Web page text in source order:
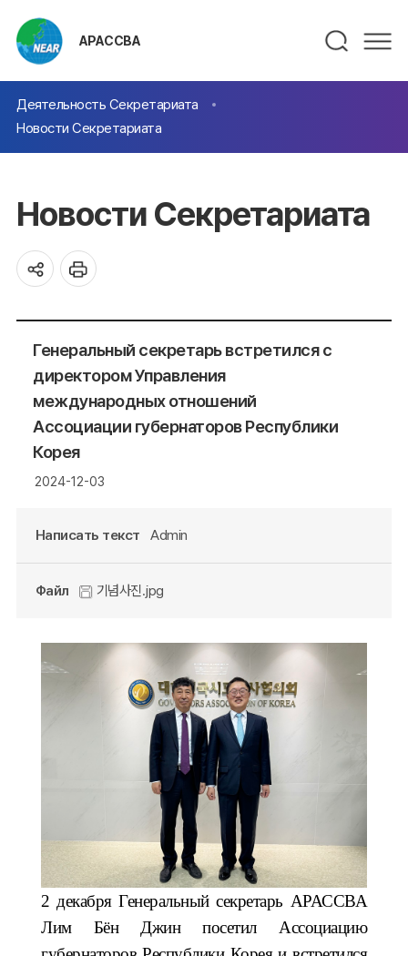
АРАССВА
Деятельность Секретариата
Новости Секретариата
Новости Секретариата
Генеральный секретарь встретился с
директором Управления
международных отношений
Ассоциации губернаторов Республики
Корея
2024-12-03
Написать текст Admin
Файл 기념사진.jpg
2 декабря Генеральный секретарь АРАССВА
Лим Бён Джин посетил Ассоциацию